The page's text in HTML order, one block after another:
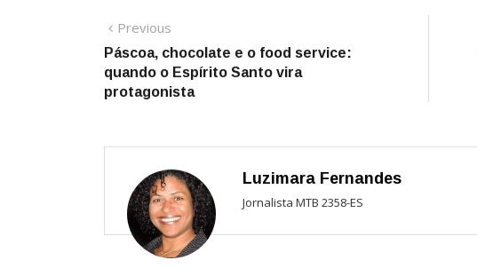
Navegação
de
Post
Previous
post:
Páscoa, chocolate e o food service:
quando o Espírito Santo vira
protagonista
Luzimara Fernandes
Jornalista MTB 2358-ES